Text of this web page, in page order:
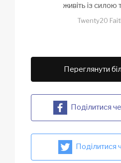
живіть із силою
Twenty20
Переглянути
Поділитися
Поділитися